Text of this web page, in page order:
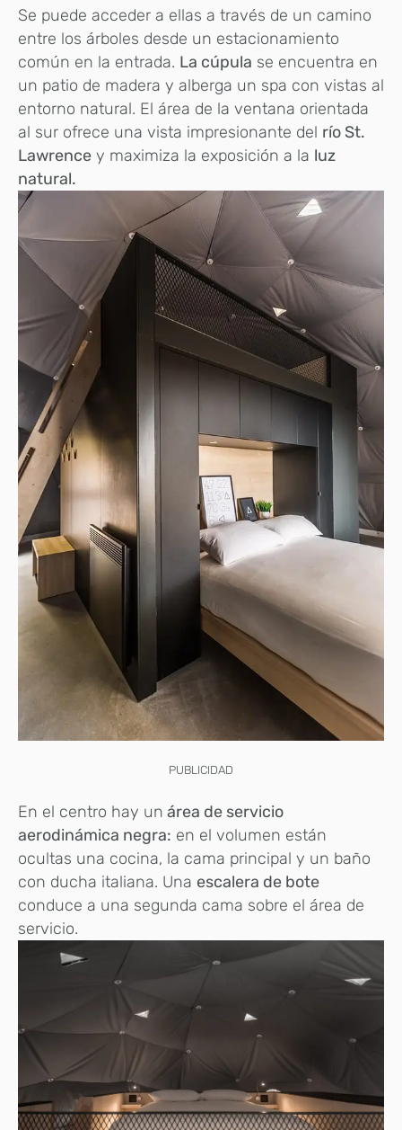
Se puede acceder a ellas a través de un camino
entre los árboles desde un estacionamiento
común en la entrada. La cúpula se encuentra en
un patio de madera y alberga un spa con vistas al
entorno natural. El área de la ventana orientada
al sur ofrece una vista impresionante del río St.
Lawrence y maximiza la exposición a la luz
natural.
PUBLICIDAD
En el centro hay un área de servicio
aerodinámica negra: en el volumen están
ocultas una cocina, la cama principal y un baño
con ducha italiana. Una escalera de bote
conduce a una segunda cama sobre el área de
servicio.